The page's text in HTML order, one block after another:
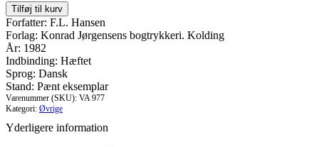
Hjemstavnsbog.
Strejflys
over
Stenderup
sogns
historie
igennem
tiderne
antal
Tilføj til kurv
Forfatter: F.L. Hansen
Forlag: Konrad Jørgensens bogtrykkeri. Kolding
År: 1982
Indbinding: Hæftet
Sprog: Dansk
Stand: Pænt eksemplar
Varenummer (SKU): VA 977
Kategori: Øvrige
Yderligere information